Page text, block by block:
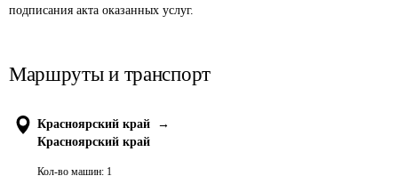
подписания акта оказанных услуг.
Маршруты и транспорт
Красноярский край
→
Красноярский край
Кол-во машин: 1